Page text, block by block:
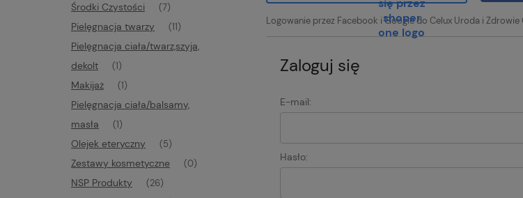
Środki Czystości (7)
Pielęgnacja twarzy (11)
Pielęgnacja ciała/twarz,szyja,
dekolt
(1)
Makijaż (1)
Pielęgnacja ciała/balsamy,
masła
(1)
Olejek eteryczny (5)
Zestawy kosmetyczne (0)
NSP Produkty (26)
Logowanie przez Facebook i Google do Celux Uroda i
Zaloguj się
E-mail:
Hasło: